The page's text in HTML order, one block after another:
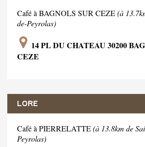
Café à BAGNOLS SUR CEZE(à
de-Peyrolas)
14 PL DU CHATEAU 30200
CEZE
LORE
Café à PIERRELATTE(à 13.8km de
Peyrolas)